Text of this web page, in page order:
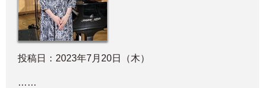
投稿日：2023年7月20日（木）
……